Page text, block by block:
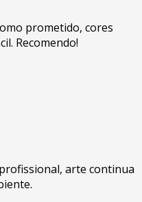
prometido, cores
Recomendo!
arte continua